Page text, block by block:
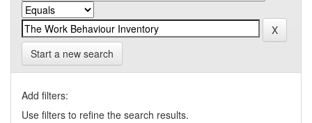
Start a new search
Add filters:
Use filters to refine the search results.